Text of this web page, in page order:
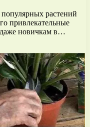
растений
привлекательные
даже новичкам в…